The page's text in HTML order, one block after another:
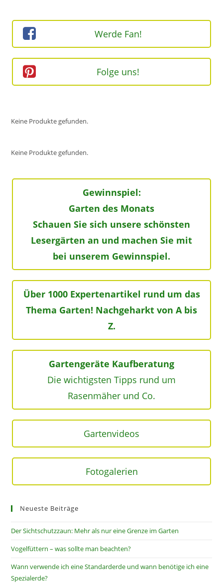
Werde Fan!
Folge uns!
Keine Produkte gefunden.
Keine Produkte gefunden.
Gewinnspiel:
Garten des Monats
Schauen Sie sich unsere schönsten
Lesergärten an und machen Sie mit
bei unserem Gewinnspiel.
Über 1000 Expertenartikel rund um das
Thema Garten! Nachgeharkt von A bis
Z.
Gartengeräte Kaufberatung
Die wichtigsten Tipps rund um
Rasenmäher und Co.
Gartenvideos
Fotogalerien
Neueste Beiträge
Der Sichtschutzzaun: Mehr als nur eine Grenze im Garten
Vogelfüttern – was sollte man beachten?
Wann verwende ich eine Standarderde und wann benötige ich eine
Spezialerde?